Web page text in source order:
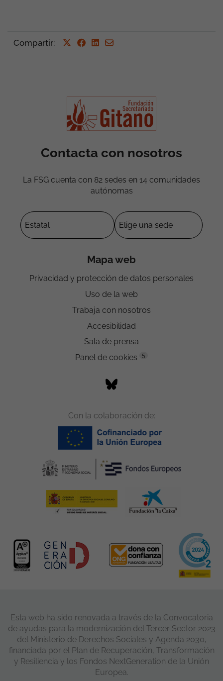
Compartir:
Contacta con nosotros
La FSG cuenta con 82 sedes en 14 comunidades
autónomas
Mapa web
Privacidad y protección de datos personales
Uso de la web
Trabaja con nosotros
Accesibilidad
Sala de prensa
Panel de cookies
5
Con la colaboración de:
Esta web ha sido renovada a través de la Convocatoria
de ayudas para la modernización del Tercer Sector 2023
del Ministerio de Derechos Sociales y Agenda 2030,
financiada por el Plan de Recuperación, Transformación
y Resiliencia y los Fondos NextGeneration de la Unión
Europea.